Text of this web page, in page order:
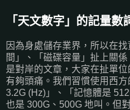
「天文數字」的記量數
因為身處儲存業界，所以在
間」、「磁碟容量」扯上關
是對岸的文章，大家在扯單
有夠頭痛。我們習慣使用西
3.2G (Hz)」、「記憶體是
也是 300G、500G 地叫。但